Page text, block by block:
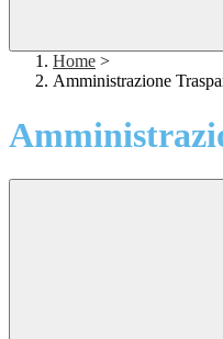
Home >
Amministrazione